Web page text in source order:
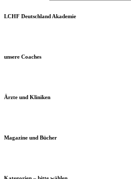
LCHF Deutschland Akademie
unsere Coaches
Ärzte und Kliniken
Magazine und Bücher